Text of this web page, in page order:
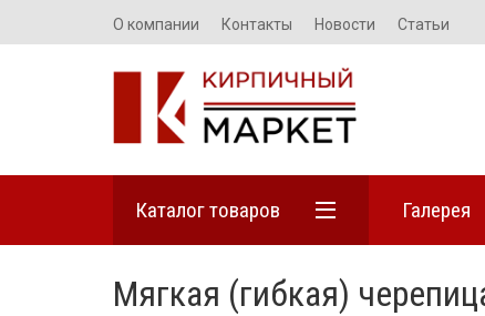
О компании Контакты Новости Статьи
Каталог товаров Галерея
Мягкая (гибкая)